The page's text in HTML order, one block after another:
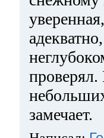
замечает.